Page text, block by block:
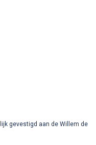
gevestigd aan de Willem de